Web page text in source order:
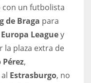
un futbolista
de Braga para
Europa Leaguey
la plaza extra de
Pérez,
Estrasburgo, no